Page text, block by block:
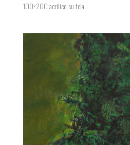
100×200 acrilico su tela